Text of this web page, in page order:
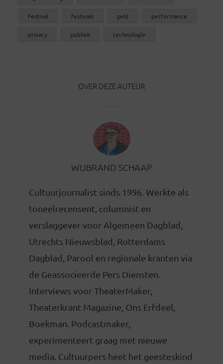
Festival festivals geld performance
privacy publiek technologie
OVER DEZE AUTEUR
WIJBRAND SCHAAP
Cultuurjournalist sinds 1996. Werkte als
toneelrecensent, columnist en
verslaggever voor Algemeen Dagblad,
Utrechts Nieuwsblad, Rotterdams
Dagblad, Parool en regionale kranten via
de Geassocieerde Pers Diensten.
Interviews voor TheaterMaker,
Theaterkrant Magazine, Ons Erfdeel,
Boekman. Podcastmaker,
experimenteert graag met nieuwe
media. Cultuurpers heet het geesteskind